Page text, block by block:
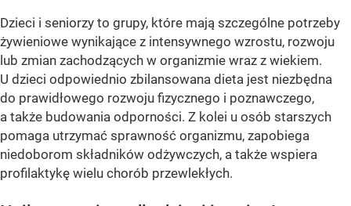
Dzieci i seniorzy to grupy, które mają szczególne potrzeby
żywieniowe wynikające z intensywnego wzrostu, rozwoju
lub zmian zachodzących w organizmie wraz z wiekiem.
U dzieci odpowiednio zbilansowana dieta jest niezbędna
do prawidłowego rozwoju fizycznego i poznawczego,
a także budowania odporności. Z kolei u osób starszych
pomaga utrzymać sprawność organizmu, zapobiega
niedoborom składników odżywczych, a także wspiera
profilaktykę wielu chorób przewlekłych.